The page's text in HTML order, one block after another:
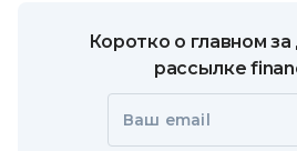
Коротко о главном
рассылке
Ваш email